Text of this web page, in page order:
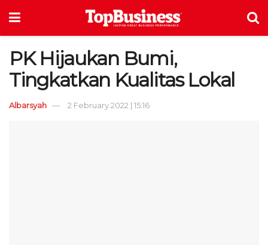
PK Hijaukan Bumi,
Tingkatkan Kualitas Lokal
Albarsyah 2 February 2022 | 15:16